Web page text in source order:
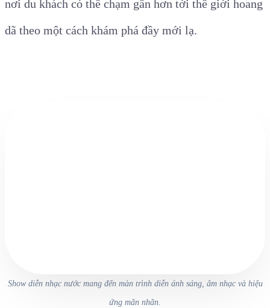
nơi du khách có thể chạm gần hơn tới thế giới hoang
dã theo một cách khám phá đầy mới lạ.
Show diễn nhạc nước mang đến màn trình diễn ánh sáng, âm nhạc và hiệu
ứng mãn nhãn.